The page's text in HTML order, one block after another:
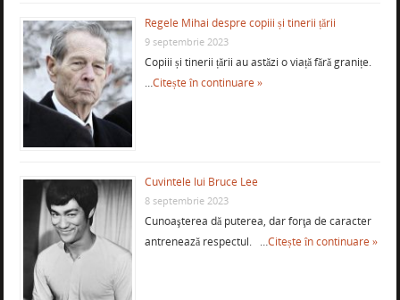
Regele Mihai despre copiii și tinerii țării
9 septembrie 2023
Copiii și tinerii țării au astăzi o viață fără granițe.
…Citește în continuare »
Cuvintele lui Bruce Lee
8 septembrie 2023
Cunoaşterea dă puterea, dar forţa de caracter
antrenează respectul. …Citește în continuare »